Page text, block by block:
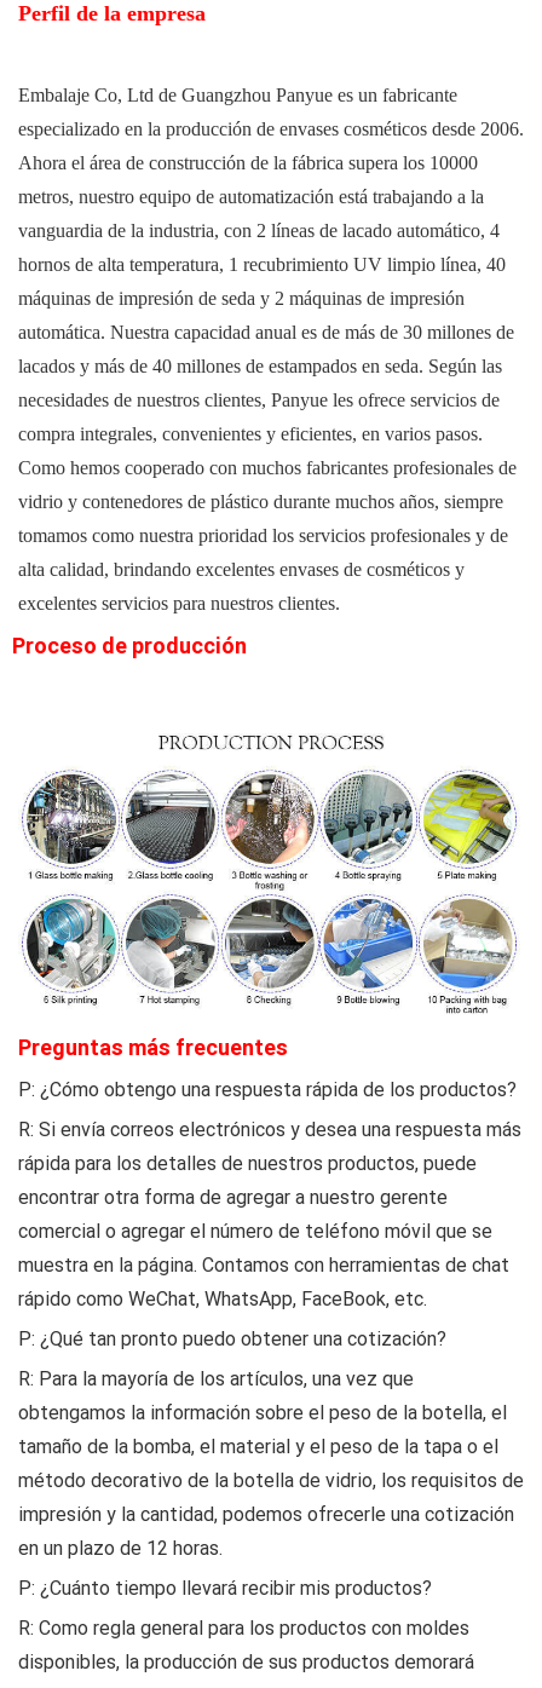
Perfil de la empresa
Embalaje Co, Ltd de Guangzhou Panyue es un fabricante
especializado en la producción de envases cosméticos desde 2006.
Ahora el área de construcción de la fábrica supera los 10000
metros, nuestro equipo de automatización está trabajando a la
vanguardia de la industria, con 2 líneas de lacado automático, 4
hornos de alta temperatura, 1 recubrimiento UV limpio línea, 40
máquinas de impresión de seda y 2 máquinas de impresión
automática. Nuestra capacidad anual es de más de 30 millones de
lacados y más de 40 millones de estampados en seda. Según las
necesidades de nuestros clientes, Panyue les ofrece servicios de
compra integrales, convenientes y eficientes, en varios pasos.
Como hemos cooperado con muchos fabricantes profesionales de
vidrio y contenedores de plástico durante muchos años, siempre
tomamos como nuestra prioridad los servicios profesionales y de
alta calidad, brindando excelentes envases de cosméticos y
excelentes servicios para nuestros clientes.
Proceso de producción
Preguntas más frecuentes
P: ¿Cómo obtengo una respuesta rápida de los productos?
R: Si envía correos electrónicos y desea una respuesta más
rápida para los detalles de nuestros productos, puede
encontrar otra forma de agregar a nuestro gerente
comercial o agregar el número de teléfono móvil que se
muestra en la página. Contamos con herramientas de chat
rápido como WeChat, WhatsApp, FaceBook, etc.
P: ¿Qué tan pronto puedo obtener una cotización?
R: Para la mayoría de los artículos, una vez que
obtengamos la información sobre el peso de la botella, el
tamaño de la bomba, el material y el peso de la tapa o el
método decorativo de la botella de vidrio, los requisitos de
impresión y la cantidad, podemos ofrecerle una cotización
en un plazo de 12 horas.
P: ¿Cuánto tiempo llevará recibir mis productos?
R: Como regla general para los productos con moldes
disponibles, la producción de sus productos demorará